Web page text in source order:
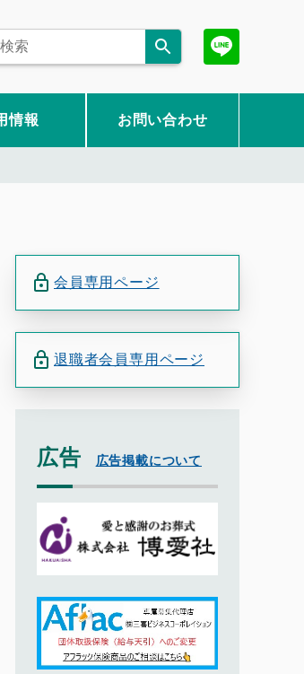
情報 お問い合わせ
会員専用ページ
退職者会員専用ページ
広告 広告掲載について